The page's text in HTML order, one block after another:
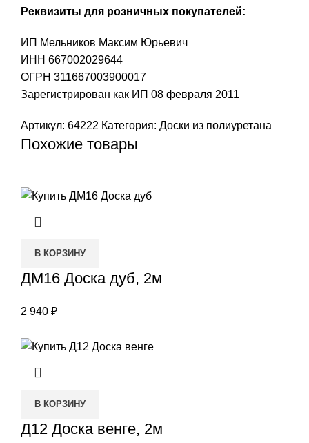
Реквизиты для розничных покупателей:
ИП Мельников Максим Юрьевич
ИНН 667002029644
ОГРН 311667003900017
Зарегистрирован как ИП 08 февраля 2011
Артикул: 64222 Категория: Доски из полиуретана
Похожие товары
В КОРЗИНУ
ДМ16 Доска дуб, 2м
2 940 ₽
В КОРЗИНУ
Д12 Доска венге, 2м